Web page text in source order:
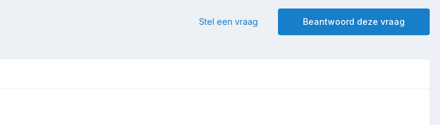
Beantwoord deze vraag
Stel een vraag